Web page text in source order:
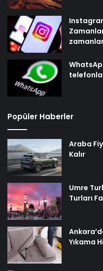
Popüler Haberler
Araba
Kalır
Umre
Turları
Yıkama